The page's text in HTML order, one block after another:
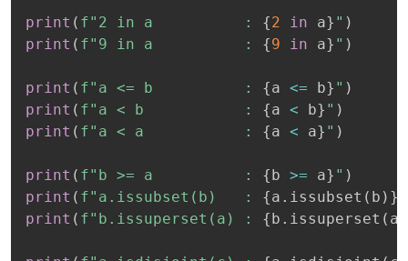
print ( f"2 in a          : {2 in a} " )
print ( f"9 in a          : {9 in a} " )
print ( f"a <= b          : {a <= b} " )
print ( f"a < b           : {a < b} " )
print ( f"a < a           : {a < a} " )
print ( f"b >= a          : {b >= a} " )
print ( f"a.issubset(b)   : {a . issubset ( b ) }
print ( f"b.issuperset(a) : {b . issuperset ( a